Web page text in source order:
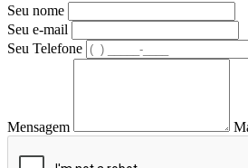
Seu nome
Seu e-mail
Seu Telefone
Mensagem